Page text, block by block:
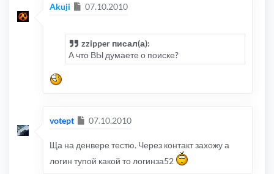
Akuji Сообщение
07.10.2010
zzipper писал(а):
А что ВЫ думаете о поиске?
votept Сообщение
07.10.2010
Ща на денвере тестю. Через контакт захожу а
логин тупой какой то логинза52